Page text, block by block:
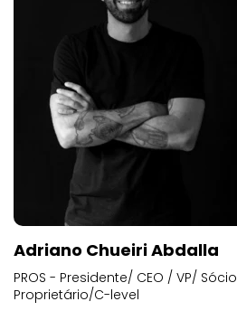
Adriano Chueiri Abdalla
PROS - Presidente/ CEO / VP/ Sócio
Proprietário/C-level